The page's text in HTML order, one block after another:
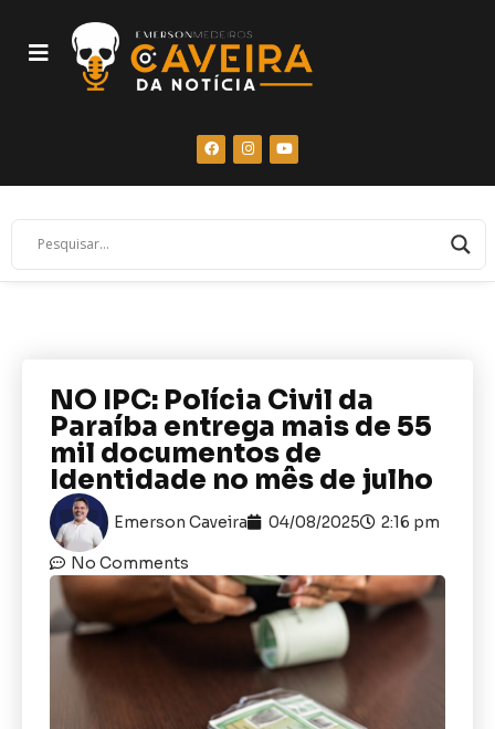
NO IPC: Polícia Civil da
Paraíba entrega mais de 55
mil documentos de
Identidade no mês de julho
Emerson Caveira 04/08/2025 2:16 pm
No Comments